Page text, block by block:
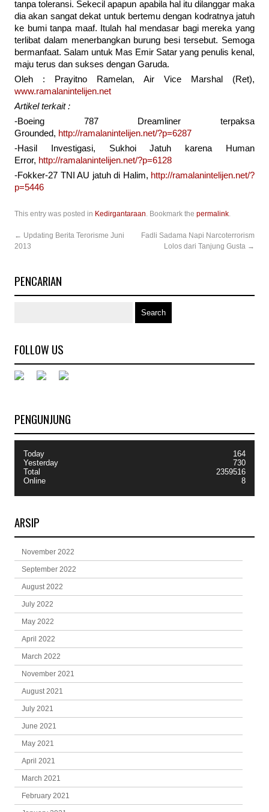
tanpa toleransi. Sekecil apapun apabila hal itu dilanggar maka
dia akan sangat dekat untuk bertemu dengan kodratnya jatuh
ke bumi tanpa maaf. Itulah hal mendasar bagi mereka yang
terlibat dalam menerbangkan burung besi tersebut. Semoga
bermanfaat. Salam untuk Mas Emir Satar yang penulis kenal,
maju terus dan sukses dengan Garuda.
Oleh : Prayitno Ramelan, Air Vice Marshal (Ret),
www.ramalanintelijen.net
Artikel terkait :
-Boeing 787 Dreamliner terpaksa
Grounded, http://ramalanintelijen.net/?p=6287
-Hasil Investigasi, Sukhoi Jatuh karena Human
Error, http://ramalanintelijen.net/?p=6128
-Fokker-27 TNI AU jatuh di Halim, http://ramalanintelijen.net/?
p=5446
This entry was posted in Kedirgantaraan. Bookmark the permalink.
← Updating Berita Terorisme Juni
2013
Fadli Sadama Napi Narcoterrorism
Lolos dari Tanjung Gusta →
PENCARIAN
FOLLOW US
PENGUNJUNG
Today
Yesterday
Total
Online
164
730
2359516
8
ARSIP
November 2022
September 2022
August 2022
July 2022
May 2022
April 2022
March 2022
November 2021
August 2021
July 2021
June 2021
May 2021
April 2021
March 2021
February 2021